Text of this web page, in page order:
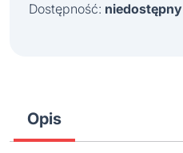
Dostępność: niedostępny
Opis